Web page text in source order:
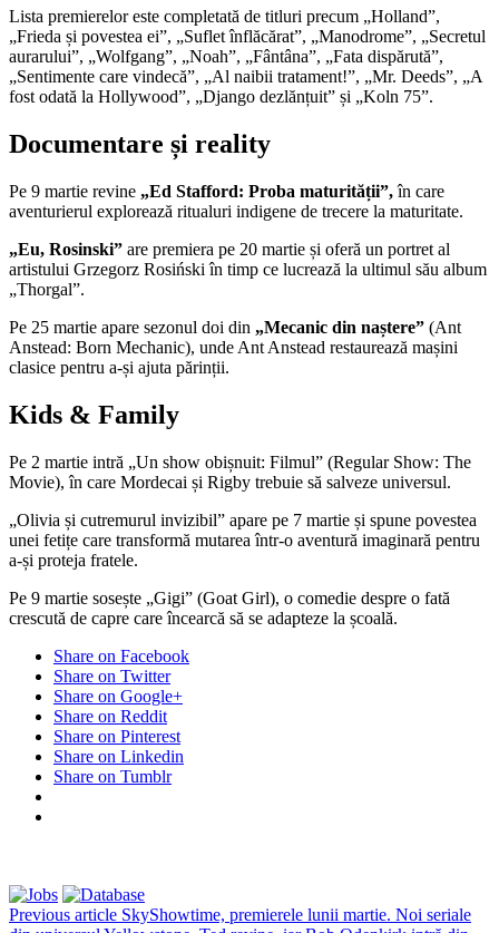
Lista premierelor este completată de titluri precum „Holland”,
„Frieda și povestea ei”, „Suflet înflăcărat”, „Manodrome”, „Secretul
aurarului”, „Wolfgang”, „Noah”, „Fântâna”, „Fata dispărută”,
„Sentimente care vindecă”, „Al naibii tratament!”, „Mr. Deeds”, „A
fost odată la Hollywood”, „Django dezlănțuit” și „Koln 75”.
Documentare și reality
Pe 9 martie revine „Ed Stafford: Proba maturității”,în care
aventurierul explorează ritualuri indigene de trecere la maturitate.
„Eu, Rosinski” are premiera pe 20 martie și oferă un portret al
artistului Grzegorz Rosiński în timp ce lucrează la ultimul său album
„Thorgal”.
Pe 25 martie apare sezonul doi din „Mecanic din naștere” (Ant
Anstead: Born Mechanic), unde Ant Anstead restaurează mașini
clasice pentru a-și ajuta părinții.
Kids & Family
Pe 2 martie intră „Un show obișnuit: Filmul” (Regular Show: The
Movie), în care Mordecai și Rigby trebuie să salveze universul.
„Olivia și cutremurul invizibil” apare pe 7 martie și spune povestea
unei fetițe care transformă mutarea într-o aventură imaginară pentru
a-și proteja fratele.
Pe 9 martie sosește „Gigi” (Goat Girl), o comedie despre o fată
crescută de capre care încearcă să se adapteze la școală.
Share on Facebook
Share on Twitter
Share on Google+
Share on Reddit
Share on Pinterest
Share on Linkedin
Share on Tumblr
Previous article SkyShowtime, premierele lunii martie. Noi seriale